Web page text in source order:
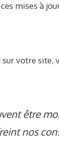
mises à
votre site,
être
nos